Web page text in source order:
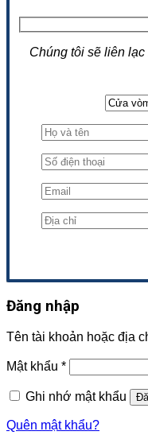
Chúng tôi sẽ liên
Đăng nhập
Tên tài khoản hoặc địa
Mật khẩu *
Ghi nhớ mật khẩu
Quên mật khẩu?